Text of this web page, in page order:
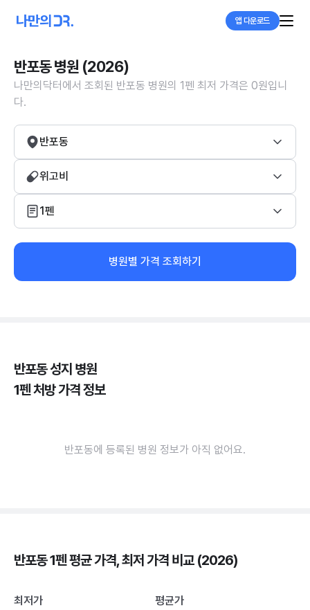
앱 다운로드
반포동 병원 (2026)
나만의닥터에서 조회된 반포동 병원의 1펜 최저 가격은 0원입니
다.
반포동
위고비
1펜
병원별 가격 조회하기
반포동 성지 병원
1펜 처방 가격 정보
반포동에 등록된 병원 정보가 아직 없어요.
반포동 1펜 평균 가격, 최저 가격 비교 (2026)
최저가 평균가